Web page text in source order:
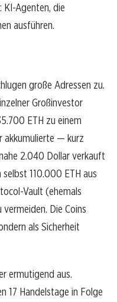
KI-Agenten, die
ausführen.
große Adressen zu.
Großinvestor
ETH zu einem
akkumulierte — kurz
2.040 Dollar verkauft
110.000 ETH aus
Vault (ehemals
Die Coins
als Sicherheit
ermutigend aus.
17 Handelstage in Folge